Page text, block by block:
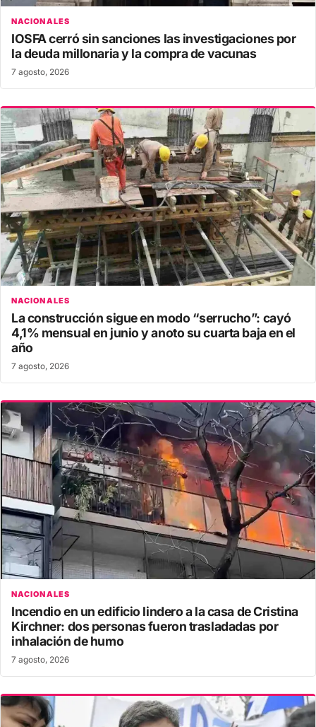
NACIONALES
IOSFA cerró sin sanciones las investigaciones por
la deuda millonaria y la compra de vacunas
7 agosto, 2026
NACIONALES
La construcción sigue en modo “serrucho”: cayó
4,1% mensual en junio y anoto su cuarta baja en el
año
7 agosto, 2026
NACIONALES
Incendio en un edificio lindero a la casa de Cristina
Kirchner: dos personas fueron trasladadas por
inhalación de humo
7 agosto, 2026